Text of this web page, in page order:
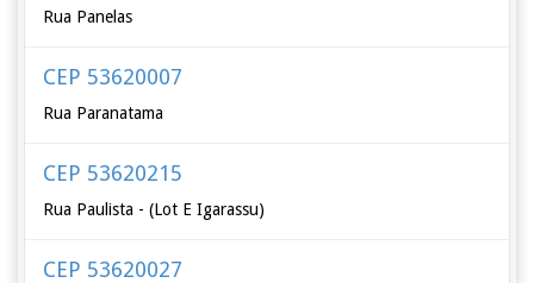
Rua Panelas
CEP 53620007
Rua Paranatama
CEP 53620215
Rua Paulista - (Lot E Igarassu)
CEP 53620027